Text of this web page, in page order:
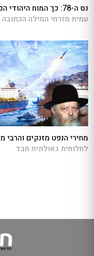
נס ה-78: כך המוח היהודי הכניע את אימפריית הנפט
עמית מזרחי המילה הכתובה
מחירי הנפט מזנקים והרבי
לחלוחית גאולתית חבד